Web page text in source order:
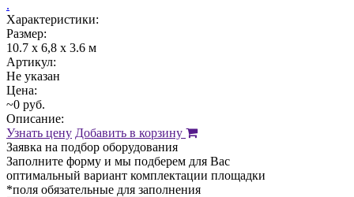
.
Характеристики:
Размер:
10.7 х 6,8 x 3.6 м
Артикул:
Не указан
Цена:
~0 руб.
Описание:
Узнать цену Добавить в корзину
Заявка на подбор оборудования
Заполните форму и мы подберем для Вас
оптимальный вариант комплектации площадки
*поля обязательные для заполнения